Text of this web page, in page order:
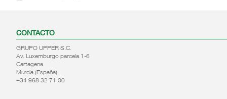
CONTACTO
GRUPO UPPER S.C.
Av. Luxemburgo parcela 1-6
Cartagena
Murcia (España)
+34 968 32 71 00